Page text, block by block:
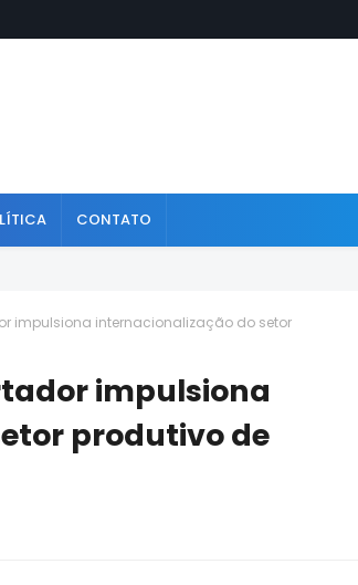
CONTATO
impulsiona internacionalização do setor
impulsiona
produtivo de